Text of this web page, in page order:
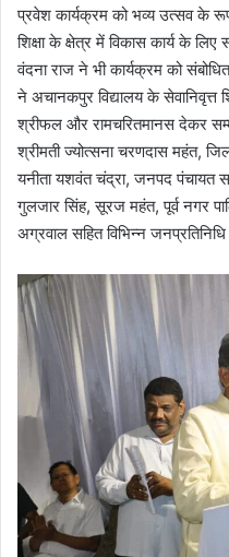
प्रवेश कार्यक्रम को भव्य उत्सव के
शिक्षा के क्षेत्र में विकास कार्य के
वंदना राज ने भी कार्यक्रम को
ने अचानकपुर विद्यालय के सेवानिवृत्त
श्रीफल और रामचरितमानस देकर
श्रीमती ज्योत्सना चरणदास महंत,
यनीता यशवंत चंद्रा, जनपद पंचायत
गुलजार सिंह, सूरज महंत, पूर्व नगर
अग्रवाल सहित विभिन्न